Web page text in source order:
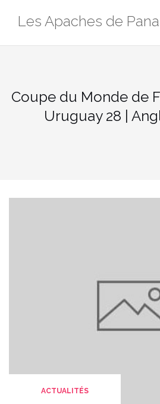
Les Apaches de
Coupe du Monde de
Uruguay 28 |
ACTUALITÉS